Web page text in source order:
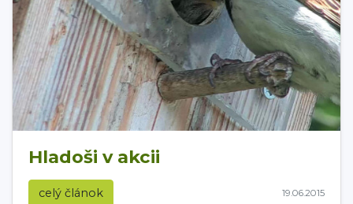
Hladoši v akcii
celý článok 19.06.2015